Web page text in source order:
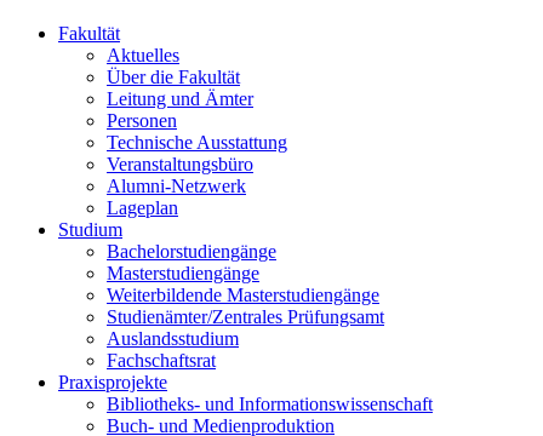
Fakultät
Aktuelles
Über die Fakultät
Leitung und Ämter
Personen
Technische Ausstattung
Veranstaltungsbüro
Alumni-Netzwerk
Lageplan
Studium
Bachelorstudiengänge
Masterstudiengänge
Weiterbildende Masterstudiengänge
Studienämter/Zentrales Prüfungsamt
Auslandsstudium
Fachschaftsrat
Praxisprojekte
Bibliotheks- und Informationswissenschaft
Buch- und Medienproduktion